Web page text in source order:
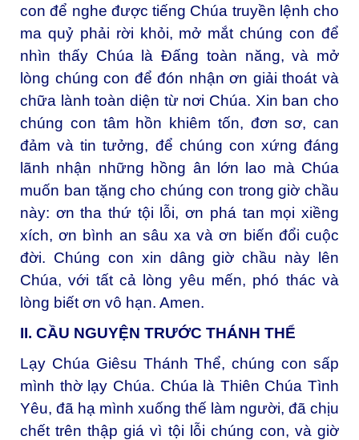
con để nghe được tiếng Chúa truyền lệnh cho
ma quỷ phải rời khỏi, mở mắt chúng con để
nhìn thấy Chúa là Đấng toàn năng, và mở
lòng chúng con để đón nhận ơn giải thoát và
chữa lành toàn diện từ nơi Chúa. Xin ban cho
chúng con tâm hồn khiêm tốn, đơn sơ, can
đảm và tin tưởng, để chúng con xứng đáng
lãnh nhận những hồng ân lớn lao mà Chúa
muốn ban tặng cho chúng con trong giờ chầu
này: ơn tha thứ tội lỗi, ơn phá tan mọi xiềng
xích, ơn bình an sâu xa và ơn biến đổi cuộc
đời. Chúng con xin dâng giờ chầu này lên
Chúa, với tất cả lòng yêu mến, phó thác và
lòng biết ơn vô hạn. Amen.
II. CẦU NGUYỆN TRƯỚC THÁNH THỂ
Lạy Chúa Giêsu Thánh Thể, chúng con sấp
mình thờ lạy Chúa. Chúa là Thiên Chúa Tình
Yêu, đã hạ mình xuống thế làm người, đã chịu
chết trên thập giá vì tội lỗi chúng con, và giờ